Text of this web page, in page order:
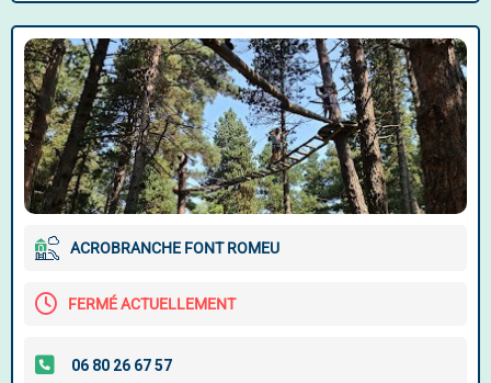
ACROBRANCHE FONT ROMEU
FERMÉ ACTUELLEMENT